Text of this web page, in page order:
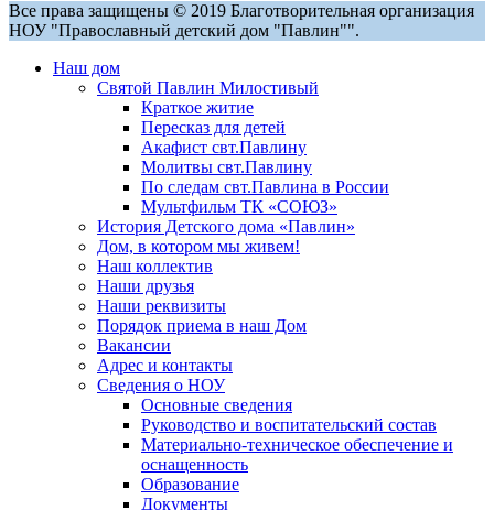
Все права защищены © 2019 Благотворительная организация
НОУ "Православный детский дом "Павлин"".
Наш дом
Святой Павлин Милостивый
Краткое житие
Пересказ для детей
Акафист свт.Павлину
Молитвы свт.Павлину
По следам свт.Павлина в России
Мультфильм ТК «СОЮЗ»
История Детского дома «Павлин»
Дом, в котором мы живем!
Наш коллектив
Наши друзья
Наши реквизиты
Порядок приема в наш Дом
Вакансии
Адрес и контакты
Сведения о НОУ
Основные сведения
Руководство и воспитательский состав
Материально-техническое обеспечение и
оснащенность
Образование
Документы